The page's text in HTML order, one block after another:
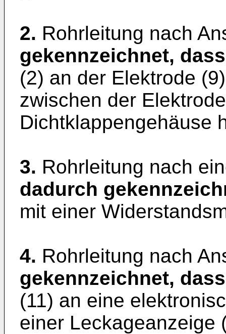
2. Rohrleitung nach
gekennzeichnet, dass
(2) an der Elektrode
zwischen der
Dichtklappengehäuse
3. Rohrleitung nach
dadurch
mit einer
4. Rohrleitung nach
gekennzeichnet, dass
(11) an eine
einer Leckageanzeige